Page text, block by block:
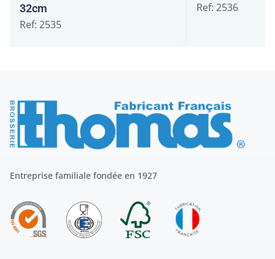
32cm
Ref: 2535
Ref: 2536
Entreprise familiale fondée en 1927